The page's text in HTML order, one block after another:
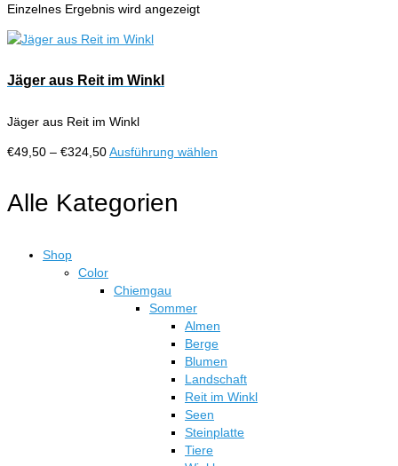
Einzelnes Ergebnis wird angezeigt
Jäger aus Reit im Winkl
Jäger aus Reit im Winkl
€49,50 – €324,50Preisspanne:
€324,50
Ausführung wählen
der
Produktseite
gewählt
werden
Alle Kategorien
Shop
Color
Chiemgau
Sommer
Almen
Berge
Blumen
Landschaft
Reit im Winkl
Seen
Steinplatte
Tiere